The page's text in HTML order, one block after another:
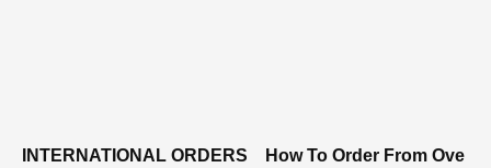
INTERNATIONAL ORDERS How To Order From Ove